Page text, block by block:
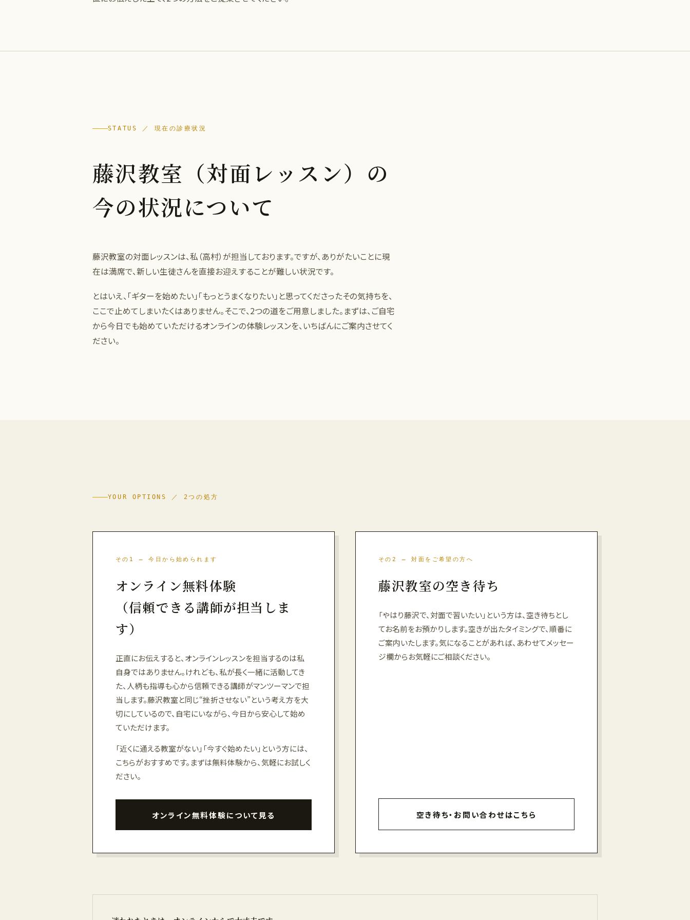
STATUS ／ 現在の診療状況
藤沢教室（対面レッスン）の
今の状況について
藤沢教室の対面レッスンは、私（高村）が担当しております。ですが、ありがたいことに現
在は満席で、新しい生徒さんを直接お迎えすることが難しい状況です。
とはいえ、「ギターを始めたい」「もっとうまくなりたい」と思ってくださったその気持ちを、
ここで止めてしまいたくはありません。そこで、2つの道をご用意しました。まずは、ご自宅
から今日でも始めていただけるオンラインの体験レッスンを、いちばんにご案内させてく
ださい。
YOUR OPTIONS ／ 2つの処方
その1 — 今日から始められます
オンライン無料体験
（信頼できる講師が担当しま
す）
正直にお伝えすると、オンラインレッスンを担当するのは私
自身ではありません。けれども、私が長く一緒に活動してき
た、人柄も指導も心から信頼できる講師がマンツーマンで担
当します。藤沢教室と同じ“挫折させない”という考え方を大
切にしているので、自宅にいながら、今日から安心して始め
ていただけます。
「近くに通える教室がない」「今すぐ始めたい」という方には、
こちらがおすすめです。まずは無料体験から、気軽にお試しく
ださい。
オンライン無料体験について見る
その2 — 対面をご希望の方へ
藤沢教室の空き待ち
「やはり藤沢で、対面で習いたい」という方は、空き待ちとし
てお名前をお預かりします。空きが出たタイミングで、順番に
ご案内いたします。気になることがあれば、あわせてメッセー
ジ欄からお気軽にご相談ください。
空き待ち・お問い合わせはこちら